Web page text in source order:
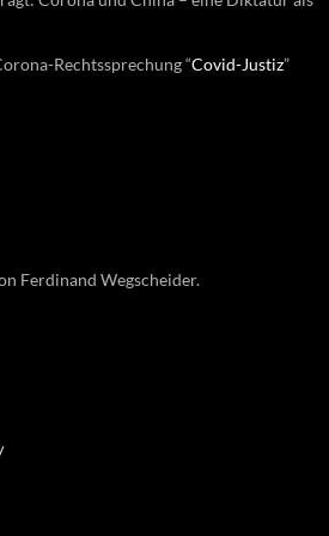
Rechtssprechung “Covid-Justiz”
Ferdinand Wegscheider.